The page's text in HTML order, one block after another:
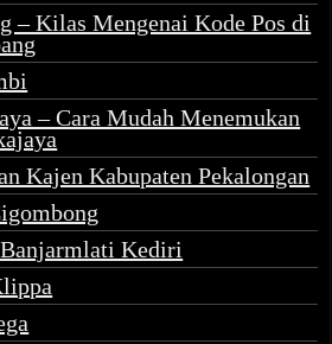
– Kilas Mengenai Kode Pos di
– Cara Mudah Menemukan
Kajen Kabupaten Pekalongan
Banjarmlati Kediri